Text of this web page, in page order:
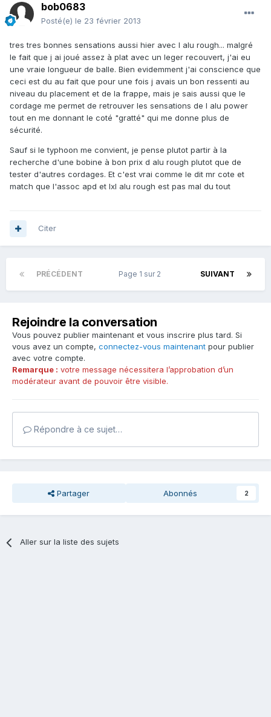
bob0683
Posté(e) le 23 février 2013
tres tres bonnes sensations aussi hier avec l alu rough... malgré
le fait que j ai joué assez à plat avec un leger recouvert, j'ai eu
une vraie longueur de balle. Bien evidemment j'ai conscience que
ceci est du au fait que pour une fois j avais un bon ressenti au
niveau du placement et de la frappe, mais je sais aussi que le
cordage me permet de retrouver les sensations de l alu power
tout en me donnant le coté "gratté" qui me donne plus de
sécurité.
Sauf si le typhoon me convient, je pense plutot partir à la
recherche d'une bobine à bon prix d alu rough plutot que de
tester d'autres cordages. Et c'est vrai comme le dit mr cote et
match que l'assoc apd et lxl alu rough est pas mal du tout
Citer
PRÉCÉDENT SUIVANT
Page 1 sur 2
Rejoindre la conversation
Vous pouvez publier maintenant et vous inscrire plus tard. Si
vous avez un compte, connectez-vous maintenant pour publier
avec votre compte.
Remarque : votre message nécessitera l’approbation d’un
modérateur avant de pouvoir être visible.
Répondre à ce sujet…
Partager Abonnés 2
Aller sur la liste des sujets